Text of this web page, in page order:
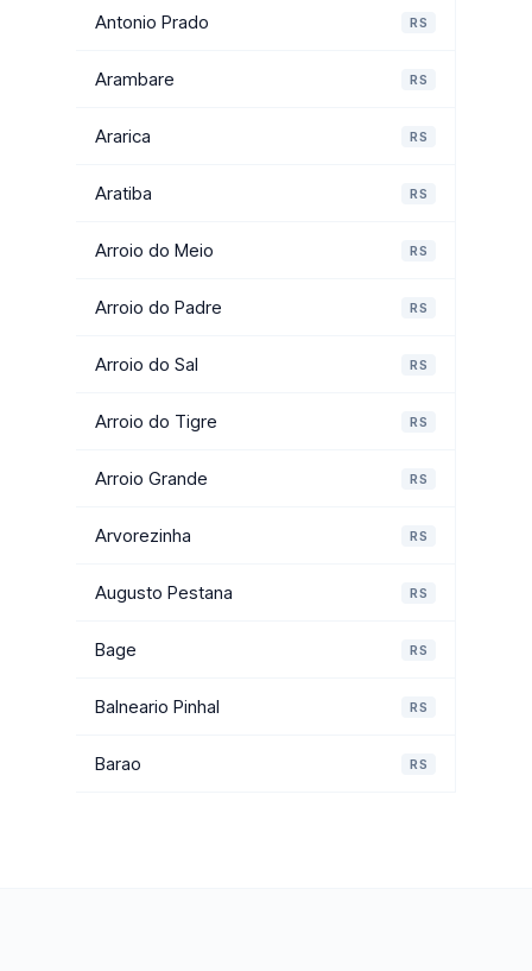
Antonio Prado RS
Arambare RS
Ararica RS
Aratiba RS
Arroio do Meio RS
Arroio do Padre RS
Arroio do Sal RS
Arroio do Tigre RS
Arroio Grande RS
Arvorezinha RS
Augusto Pestana RS
Bage RS
Balneario Pinhal RS
Barao RS